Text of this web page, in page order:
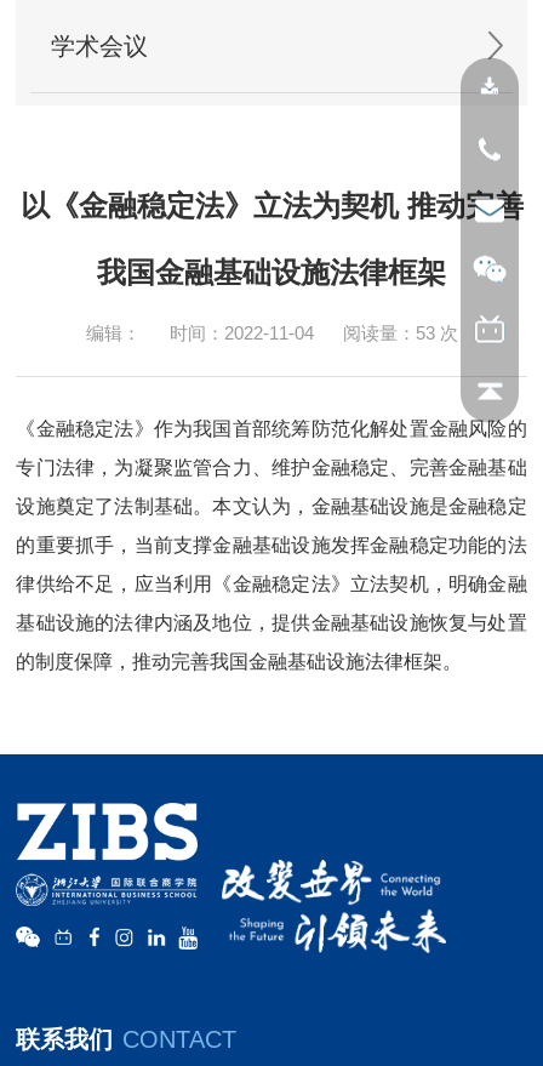
学术会议
以《金融稳定法》立法为契机 推动完善
我国金融基础设施法律框架
编辑： 时间：2022-11-04 阅读量： 53 次
《金融稳定法》作为我国首部统筹防范化解处置金融风险的
专门法律，为凝聚监管合力、维护金融稳定、完善金融基础
设施奠定了法制基础。本文认为，金融基础设施是金融稳定
的重要抓手，当前支撑金融基础设施发挥金融稳定功能的法
律供给不足，应当利用《金融稳定法》立法契机，明确金融
基础设施的法律内涵及地位，提供金融基础设施恢复与处置
的制度保障，推动完善我国金融基础设施法律框架。
联系我们 CONTACT